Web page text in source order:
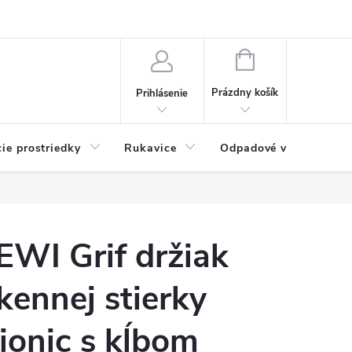
Prihlásenie
NÁKUPNÝ
Prázdny košík
prostriedky Rukavice Odpadové vrecia
Grif držiak
stierky
s kĺbom